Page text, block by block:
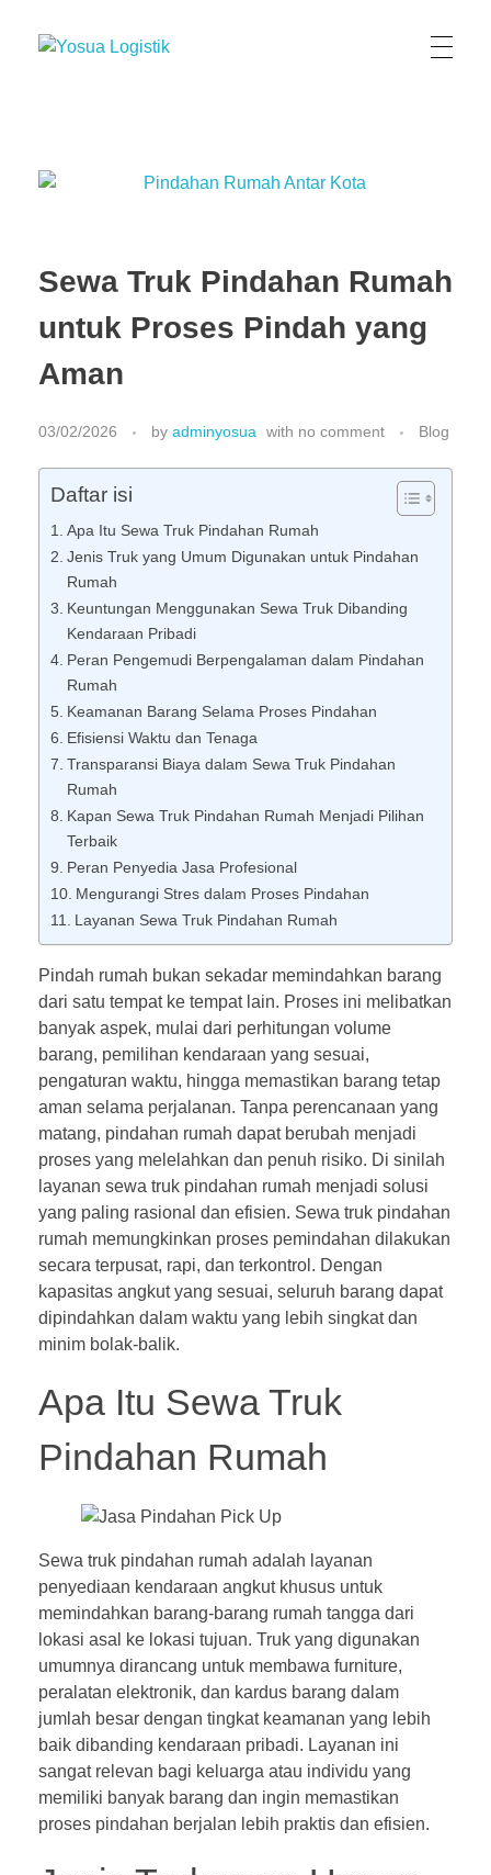
Sewa Truk Pindahan Rumah
untuk Proses Pindah yang
Aman
03/02/2026 by adminyosua with no comment Blog
Daftar isi
Apa Itu Sewa Truk Pindahan Rumah
Jenis Truk yang Umum Digunakan untuk Pindahan
Rumah
Keuntungan Menggunakan Sewa Truk Dibanding
Kendaraan Pribadi
Peran Pengemudi Berpengalaman dalam Pindahan
Rumah
Keamanan Barang Selama Proses Pindahan
Efisiensi Waktu dan Tenaga
Transparansi Biaya dalam Sewa Truk Pindahan
Rumah
Kapan Sewa Truk Pindahan Rumah Menjadi Pilihan
Terbaik
Peran Penyedia Jasa Profesional
Mengurangi Stres dalam Proses Pindahan
Layanan Sewa Truk Pindahan Rumah
Pindah rumah bukan sekadar memindahkan barang
dari satu tempat ke tempat lain. Proses ini melibatkan
banyak aspek, mulai dari perhitungan volume
barang, pemilihan kendaraan yang sesuai,
pengaturan waktu, hingga memastikan barang tetap
aman selama perjalanan. Tanpa perencanaan yang
matang, pindahan rumah dapat berubah menjadi
proses yang melelahkan dan penuh risiko. Di sinilah
layanan sewa truk pindahan rumah menjadi solusi
yang paling rasional dan efisien. Sewa truk pindahan
rumah memungkinkan proses pemindahan dilakukan
secara terpusat, rapi, dan terkontrol. Dengan
kapasitas angkut yang sesuai, seluruh barang dapat
dipindahkan dalam waktu yang lebih singkat dan
minim bolak-balik.
Apa Itu Sewa Truk
Pindahan Rumah
Sewa truk pindahan rumah adalah layanan
penyediaan kendaraan angkut khusus untuk
memindahkan barang-barang rumah tangga dari
lokasi asal ke lokasi tujuan. Truk yang digunakan
umumnya dirancang untuk membawa furniture,
peralatan elektronik, dan kardus barang dalam
jumlah besar dengan tingkat keamanan yang lebih
baik dibanding kendaraan pribadi. Layanan ini
sangat relevan bagi keluarga atau individu yang
memiliki banyak barang dan ingin memastikan
proses pindahan berjalan lebih praktis dan efisien.